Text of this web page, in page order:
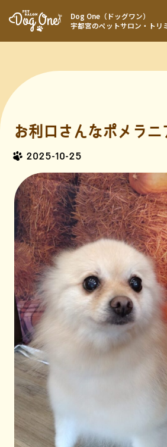
Dog One（ドッグワン）
宇都宮のペットサロン・トリ
お利口さんなポメラニ
2025-10-25